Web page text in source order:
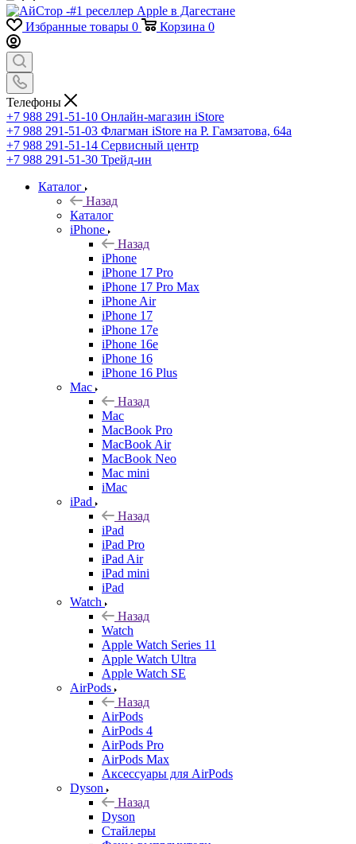
Избранные товары 0 Корзина 0
Телефоны
+7 988 291-51-10 Онлайн-магазин iStore
+7 988 291-51-03 Флагман iStore на Р. Гамзатова, 64а
+7 988 291-51-14 Сервисный центр
+7 988 291-51-30 Трейд-ин
Каталог
Назад
Каталог
iPhone
Назад
iPhone
iPhone 17 Pro
iPhone 17 Pro Max
iPhone Air
iPhone 17
iPhone 17e
iPhone 16e
iPhone 16
iPhone 16 Plus
Mac
Назад
Mac
MacBook Pro
MacBook Air
MacBook Neo
Mac mini
iMac
iPad
Назад
iPad
iPad Pro
iPad Air
iPad mini
iPad
Watch
Назад
Watch
Apple Watch Series 11
Apple Watch Ultra
Apple Watch SE
AirPods
Назад
AirPods
AirPods 4
AirPods Pro
AirPods Max
Аксессуары для AirPods
Dyson
Назад
Dyson
Стайлеры